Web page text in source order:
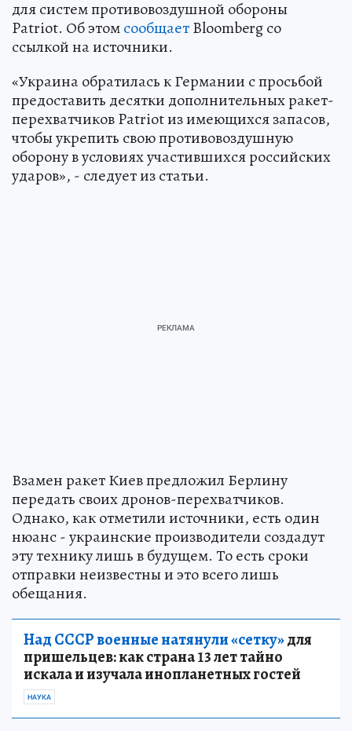
для систем противовоздушной обороны
Patriot. Об этомсообщаетBloomberg со
ссылкой на источники.
«Украина обратилась к Германии с просьбой
предоставить десятки дополнительных ракет-
перехватчиков Patriot из имеющихся запасов,
чтобы укрепить свою противовоздушную
оборону в условиях участившихся российских
ударов», - следует из статьи.
Взамен ракет Киев предложил Берлину
передать своих дронов-перехватчиков.
Однако, как отметили источники, есть один
нюанс - украинские производители создадут
эту технику лишь в будущем. То есть сроки
отправки неизвестны и это всего лишь
обещания.
Над СССР военные натянули «сетку»для
пришельцев: как страна 13 лет тайно
искала и изучала инопланетных гостей
НАУКА